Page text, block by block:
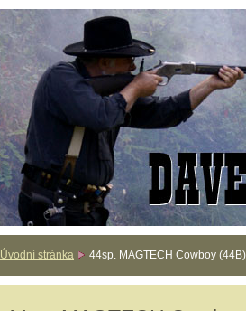
Úvodní stránka 44sp. MAGTECH Cowboy